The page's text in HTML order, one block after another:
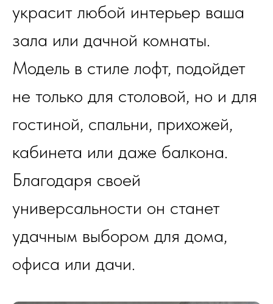
украсит любой интерьер ваша
зала или дачной комнаты.
Модель в стиле лофт, подойдет
не только для столовой, но и для
гостиной, спальни, прихожей,
кабинета или даже балкона.
Благодаря своей
универсальности он станет
удачным выбором для дома,
офиса или дачи.